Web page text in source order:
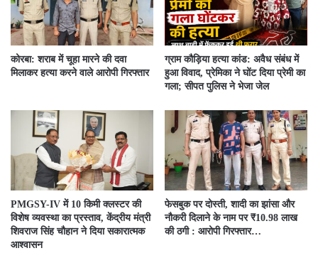
कोरबा: शराब में चूहा मारने की दवा
मिलाकर हत्या करने वाले आरोपी गिरफ्तार
ग्राम कौड़िया हत्या कांड: अवैध संबंध में
हुआ विवाद, प्रेमिका ने घोंट दिया प्रेमी का
गला; सीपत पुलिस ने भेजा जेल
PMGSY-IV में 10 किमी क्लस्टर की
विशेष व्यवस्था का प्रस्ताव, केंद्रीय मंत्री
शिवराज सिंह चौहान ने दिया सकारात्मक
आश्वासन
फेसबुक पर दोस्ती, शादी का झांसा और
नौकरी दिलाने के नाम पर ₹10.98 लाख
की ठगी : आरोपी गिरफ्तार…